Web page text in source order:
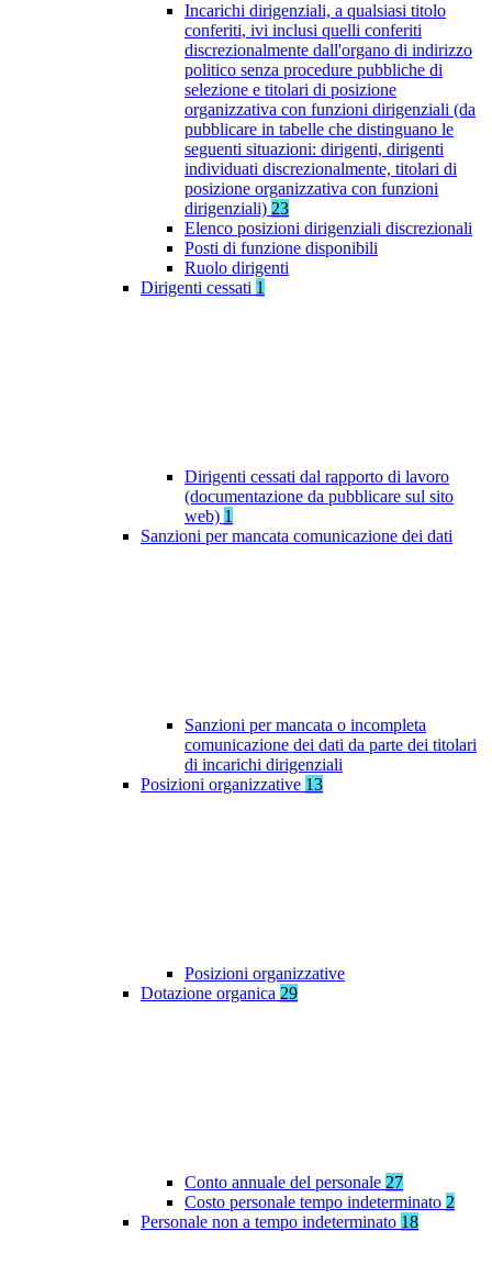
Incarichi dirigenziali, a qualsiasi titolo
conferiti, ivi inclusi quelli conferiti
discrezionalmente dall'organo di indirizzo
politico senza procedure pubbliche di
selezione e titolari di posizione
organizzativa con funzioni dirigenziali (da
pubblicare in tabelle che distinguano le
seguenti situazioni: dirigenti, dirigenti
individuati discrezionalmente, titolari di
posizione organizzativa con funzioni
dirigenziali) 23
Elenco posizioni dirigenziali discrezionali
Posti di funzione disponibili
Ruolo dirigenti
Dirigenti cessati 1
Dirigenti cessati dal rapporto di lavoro
(documentazione da pubblicare sul sito
web) 1
Sanzioni per mancata comunicazione dei dati
Sanzioni per mancata o incompleta
comunicazione dei dati da parte dei titolari
di incarichi dirigenziali
Posizioni organizzative 13
Posizioni organizzative
Dotazione organica 29
Conto annuale del personale 27
Costo personale tempo indeterminato 2
Personale non a tempo indeterminato 18